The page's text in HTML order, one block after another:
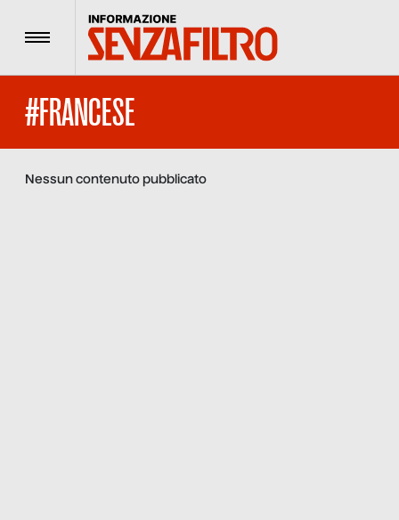
Menu
#FRANCESE
Nessun contenuto pubblicato